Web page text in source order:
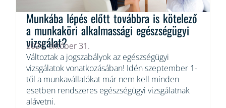
Munkába lépés előtt továbbra is kötelező
a munkaköri alkalmassági egészségügyi
vizsgálat?
2024. október 31.
Változtak a jogszabályok az egészségügyi
vizsgálatok vonatkozásában! Idén szeptember 1-
től a munkavállalókat már nem kell minden
esetben rendszeres egészségügyi vizsgálatnak
alávetni.